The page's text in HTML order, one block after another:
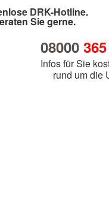
DRK-Hotline.
Sie gerne.
08000 365
Infos für Sie
rund um die